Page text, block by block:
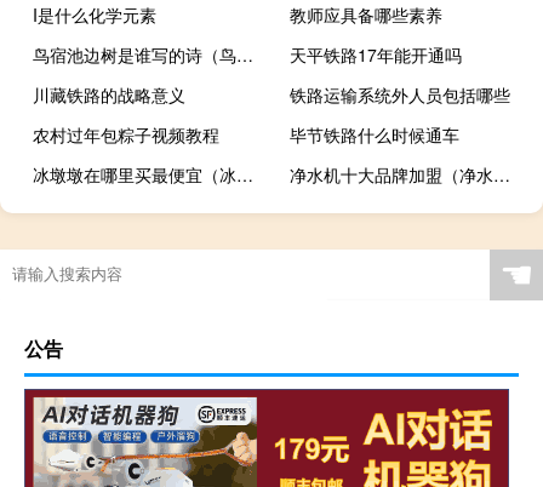
I是什么化学元素
教师应具备哪些素养
鸟宿池边树是谁写的诗（鸟宿池边树全诗）
天平铁路17年能开通吗
川藏铁路的战略意义
铁路运输系统外人员包括哪些
农村过年包粽子视频教程
毕节铁路什么时候通车
冰墩墩在哪里买最便宜（冰墩墩在哪里买）
净水机十大品牌加盟（净水机十大品牌）
☚
公告